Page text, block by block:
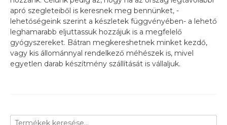
apró szegleteiből is keresnek meg bennünket, -
lehetőségeink szerint a készletek függvényében- a lehető
leghamarabb eljuttassuk hozzájuk is a megfelelő
gyógyszereket. Bátran megkereshetnek minket kezdő,
vagy kis állománnyal rendelkező méhészek is, mivel
egyetlen darab készítmény szállítását is vállaljuk.
Keresés